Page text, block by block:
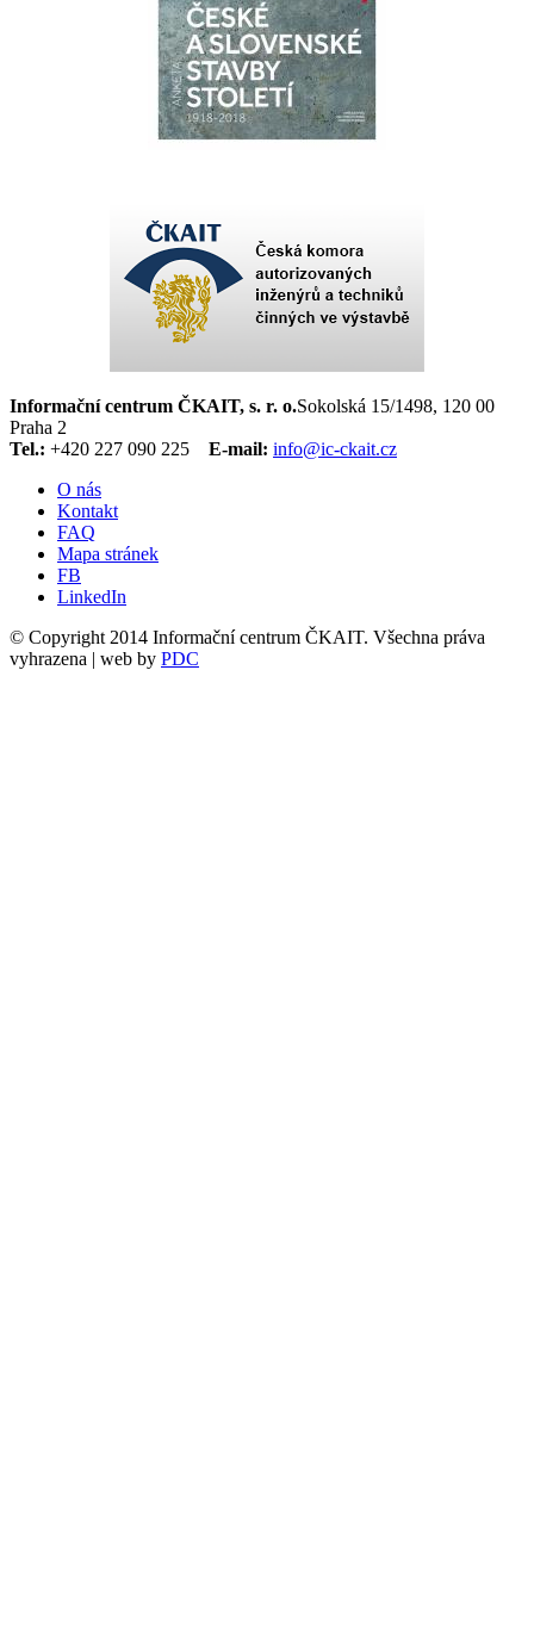
Informační centrum ČKAIT, s. r. o.Sokolská 15/1498, 120 00
Praha 2
Tel.: +420 227 090 225 E-mail: info@ic-ckait.cz
O nás
Kontakt
FAQ
Mapa stránek
FB
LinkedIn
© Copyright 2014 Informační centrum ČKAIT. Všechna práva
vyhrazena | web by PDC